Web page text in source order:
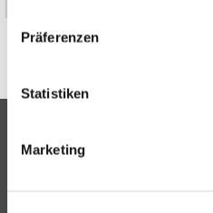
Präferenzen
Statistiken
Marketing
IMMOBILIEN